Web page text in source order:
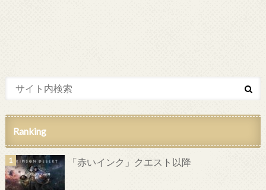
Ranking
「赤いインク」クエスト以降